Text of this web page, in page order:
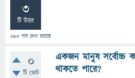
3
টি উত্তর
695 বার দেখা হয়েছে
0
টি ভোট
একজন মানুষ সর্বোচ্চ
থাকতে পারে?